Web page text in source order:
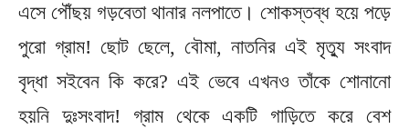
এসে পৌঁছয় গড়বেতা থানার নলপাতে। শোকস্তব্ধ হয়ে পড়ে
পুরো গ্রাম! ছোট ছেলে, বৌমা, নাতনির এই মৃত্যু সংবাদ
বৃদ্ধা সইবেন কি করে? এই ভেবে এখনও তাঁকে শোনানো
হয়নি দুঃসংবাদ! গ্রাম থেকে একটি গাড়িতে করে বেশ